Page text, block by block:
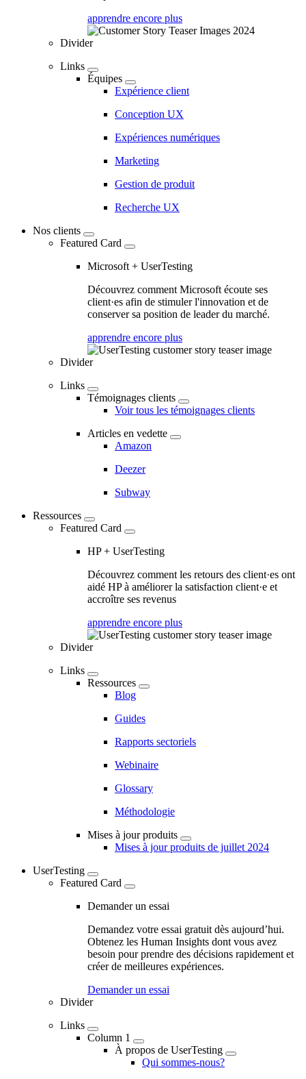
apprendre encore plus
Divider
Links
Équipes
Expérience client
Conception UX
Expériences numériques
Marketing
Gestion de produit
Recherche UX
Nos clients
Featured Card
Microsoft + UserTesting
Découvrez comment Microsoft écoute ses
client·es afin de stimuler l'innovation et de
conserver sa position de leader du marché.
apprendre encore plus
Divider
Links
Témoignages clients
Voir tous les témoignages clients
Articles en vedette
Amazon
Deezer
Subway
Ressources
Featured Card
HP + UserTesting
Découvrez comment les retours des client·es ont
aidé HP à améliorer la satisfaction client·e et
accroître ses revenus
apprendre encore plus
Divider
Links
Ressources
Blog
Guides
Rapports sectoriels
Webinaire
Glossary
Méthodologie
Mises à jour produits
Mises à jour produits de juillet 2024
UserTesting
Featured Card
Demander un essai
Demandez votre essai gratuit dès aujourd’hui.
Obtenez les Human Insights dont vous avez
besoin pour prendre des décisions rapidement et
créer de meilleures expériences.
Demander un essai
Divider
Links
Column 1
À propos de UserTesting
Qui sommes-nous?